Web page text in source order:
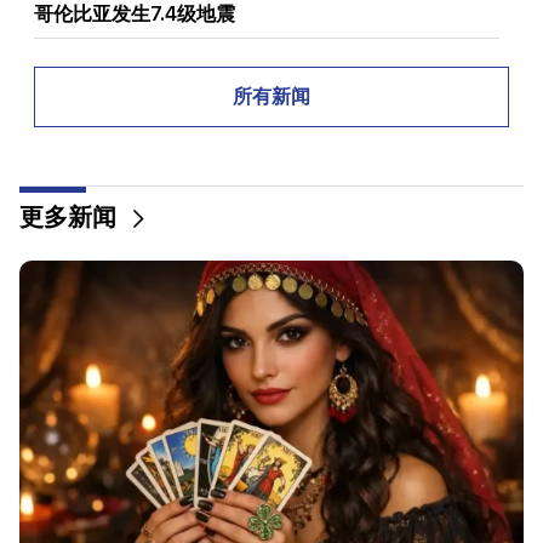
哥伦比亚发生7.4级地震
19:45
普罗相在燃烧什么？内政部已详细说明
斗殴是如何开始的（视频）
抢劫金·卡戴珊 (Kim Kardashian) 家的嫌疑人在洛杉
矶被捕
19:00
埃里温暂停了“Bamboo”的生产活动。三名访客被送
往医院
18:50
共查获醉酒司机482人。上周巡逻服务的结果
18:44
所有新闻
更多新闻